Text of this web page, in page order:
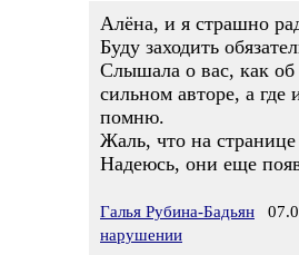
Алёна, и я страшно
Буду заходить
Слышала о вас, как об
сильном авторе, а где
помню.
Жаль, что на
Надеюсь, они еще
Галья Рубина-Бадьян
нарушении